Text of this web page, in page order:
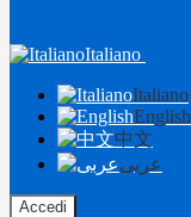
Italiano
Italiano
English
中文
عربى
Accedi